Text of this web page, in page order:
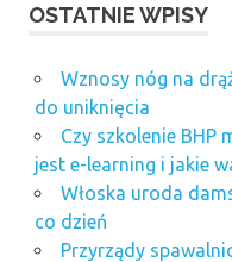
OSTATNIE WPISY
Wznosy nóg na
do uniknięcia
Czy szkolenie BHP
jest e-learning i jakie
Włoska uroda
co dzień
Przyrządy